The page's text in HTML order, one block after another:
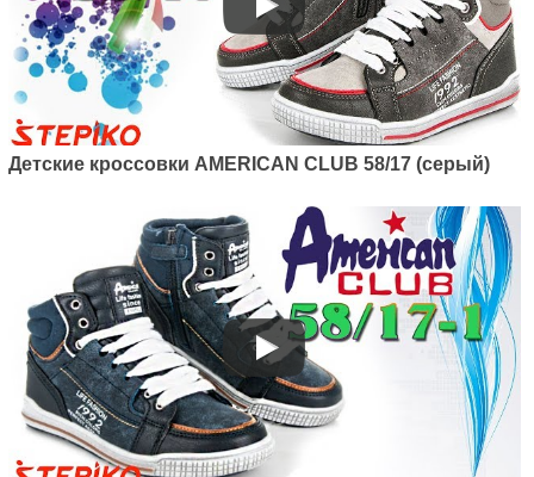
Детские кроссовки AMERICAN CLUB 58/17 (серый)